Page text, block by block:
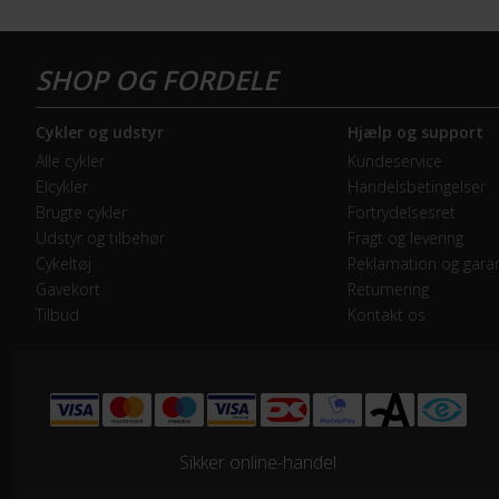
den forreste og den bagerste
forskellige kørestile. Scott
professionelle
tidobbelte verdensmester,
med til at udvikle Scott Spark
Bagskifter
Drivlinje
Frontklinger 1x -
Geargruppe
Kassette
Cykler og udstyr
Alle cykler
Elcykler
Brugte cykler
Udstyr og tilbehør
Cykeltøj
Gavekort
Tilbud
Hjælp og support
Kundeservice
Handelsbetingelser
Fortrydelsesret
Fragt og levering
Reklamation og
Returnering
Kontakt os
Sikker online-handel